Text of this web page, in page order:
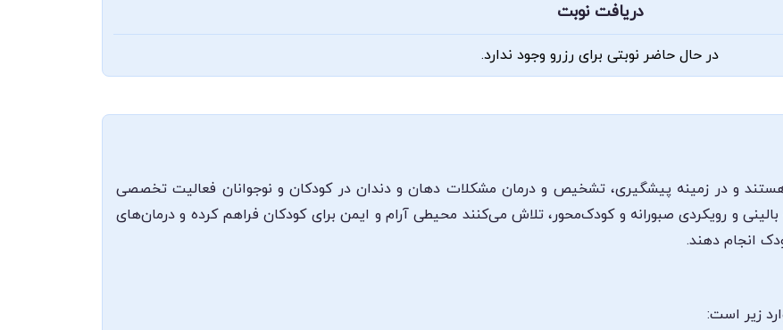
دریافت نوبت
در حال حاضر نوبتی برای رزرو وجود ندارد.
و در زمینه پیشگیری، تشخیص و درمان مشکلات دهان و دندان در کودکان و نوجوانان فعالیت تخصصی
و رویکردی صبورانه و کودک‌محور، تلاش می‌کنند محیطی آرام و ایمن برای کودکان فراهم کرده و درمان‌های
انجام دهند.
زیر است: